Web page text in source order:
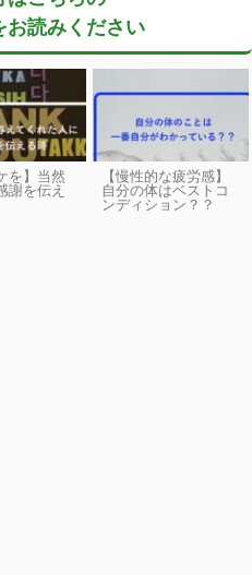
お読みください
を】当然
謝を伝え
【慢性的な疲労感】
自分の体はベストコ
ンディション？？